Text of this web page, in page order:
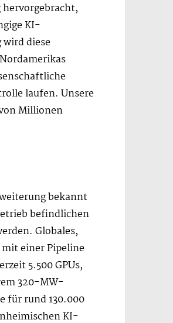
KI-
diese
laufen. Unsere
Millionen
bekannt
befindlichen
Globales,
einer Pipeline
5.500 GPUs,
320-MW-
für rund 130.000
KI-